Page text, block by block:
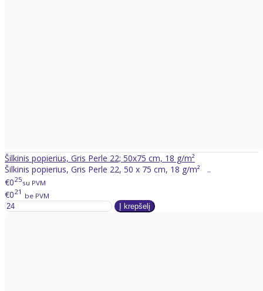
Šilkinis popierius, Gris Perle 22; 50x75 cm, 18 g/m²
Šilkinis popierius, Gris Perle 22, 50 x 75 cm, 18 g/m² ..
€025su PVM
€021 be PVM